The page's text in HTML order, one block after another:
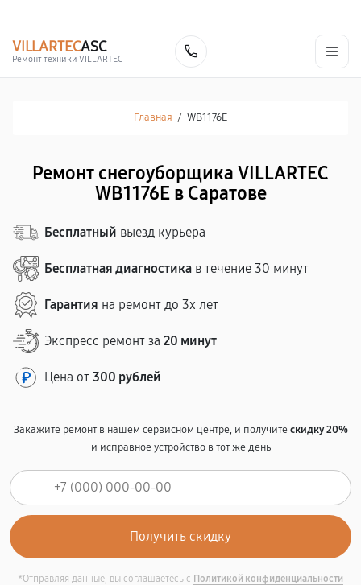
VILLARTECASC
Ремонт техники VILLARTEC
Главная / WB1176E
Ремонт снегоуборщика VILLARTEC
WB1176E в Саратове
Бесплатный выезд курьера
Бесплатная диагностика в течение 30 минут
Гарантия на ремонт до 3х лет
Экспресс ремонт за 20 минут
Цена от 300 рублей
Закажите ремонт в нашем сервисном центре, и получитескидку 20%
и исправное устройство в тот же день
*Отправляя данные, вы соглашаетесь с Политикой конфиденциальности